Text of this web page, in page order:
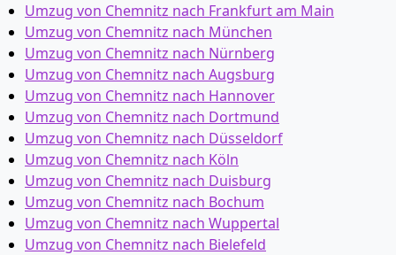
Umzug von Chemnitz nach Frankfurt am Main
Umzug von Chemnitz nach München
Umzug von Chemnitz nach Nürnberg
Umzug von Chemnitz nach Augsburg
Umzug von Chemnitz nach Hannover
Umzug von Chemnitz nach Dortmund
Umzug von Chemnitz nach Düsseldorf
Umzug von Chemnitz nach Köln
Umzug von Chemnitz nach Duisburg
Umzug von Chemnitz nach Bochum
Umzug von Chemnitz nach Wuppertal
Umzug von Chemnitz nach Bielefeld